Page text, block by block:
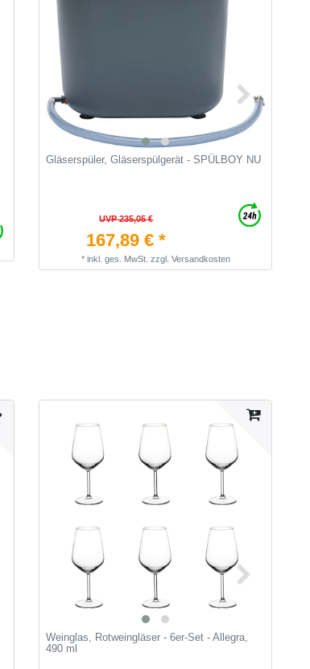
Gläserspüler, Gläserspülgerät - SPÜLBOY NU
UVP 235,05 €
167,89 € *
* inkl. ges. MwSt. zzgl. Versandkosten
Weinglas, Rotweingläser - 6er-Set - Allegra,
490 ml